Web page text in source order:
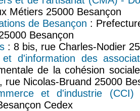
Métiers 25000 Besançon
de Besançon :
Besançon
: 8 bis, rue Charles-Nodier
et d'information des
de la cohésion
rue Nicolas-Bruand 25000
et d'industrie
Cedex